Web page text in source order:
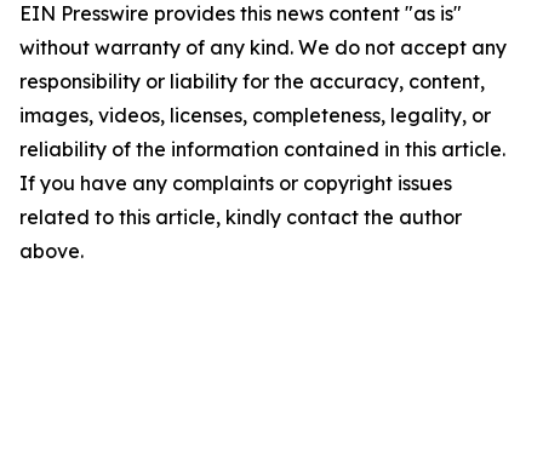
EIN Presswire provides this news content "as is"
without warranty of any kind. We do not accept any
responsibility or liability for the accuracy, content,
images, videos, licenses, completeness, legality, or
reliability of the information contained in this article.
If you have any complaints or copyright issues
related to this article, kindly contact the author
above.